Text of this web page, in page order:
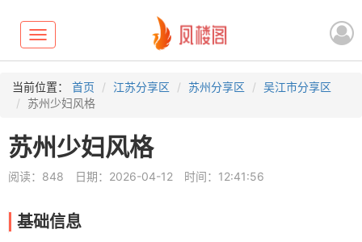
Toggle
navigation
当前位置： 首页 江苏分享区 苏州分享区
吴江市分享区
苏州少妇风格
苏州少妇风格
阅读：848 日期：2026-04-12 时间：12:41:56
基础信息